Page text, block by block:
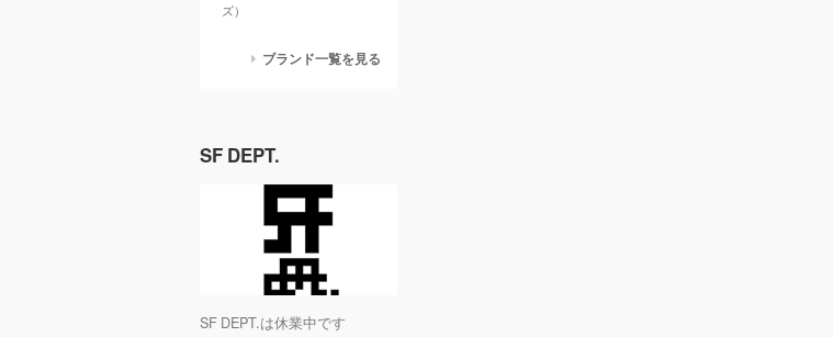
ズ）
ブランド一覧を見る
SF DEPT.
SF DEPT.は休業中です